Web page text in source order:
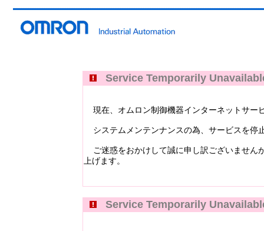
Service Temporarily
現在、オムロン制御機器インターネットサー
システムメンテンナンスの為、サービスを停
ご迷惑をおかけして誠に申し訳ございません
上げます。
Service Temporarily